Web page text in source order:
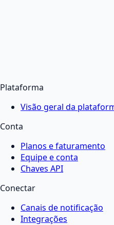
Plataforma
Visão geral da
Conta
Planos e faturamento
Equipe e conta
Chaves API
Conectar
Canais de notificação
Integrações